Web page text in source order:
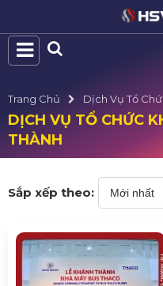
Trang Chủ Dịch Vụ Tổ
DỊCH VỤ TỔ CHỨC
THÀNH
Sắp xếp theo: